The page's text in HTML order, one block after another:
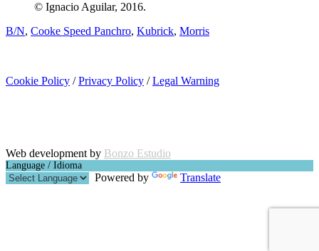
© Ignacio Aguilar, 2016.
B/N, Cooke Speed Panchro, Kubrick, Morris
Cookie Policy /Privacy Policy /Legal Warning
Web development by Bonzo Estudio
Language / Idioma
Powered by Translate